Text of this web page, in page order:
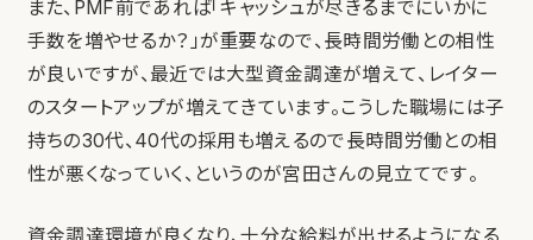
また、PMF前であれば「キャッシュが尽きるまでにいかに
手数を増やせるか？」が重要なので、長時間労働との相性
が良いですが、最近では大型資金調達が増えて、レイター
のスタートアップが増えてきています。こうした職場には子
持ちの30代、40代の採用も増えるので長時間労働との相
性が悪くなっていく、というのが宮田さんの見立てです。